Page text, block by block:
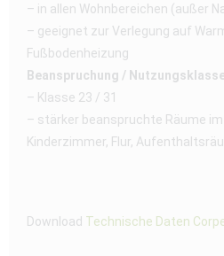
– in allen Wohnbereichen (außer
– geeignet zur Verlegung auf
Fußbodenheizung
Beanspruchung /
– Klasse 23 / 31
– stärker beanspruchte Räume im
Kinderzimmer, Flur,
Download Technische Daten